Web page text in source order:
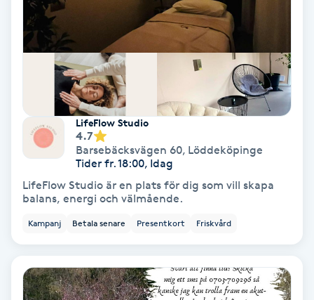
Ryggmassage
Samtalsterapi
Senioryoga
Singelfransar
Sjukgymnastik
Skalpmassage
LifeFlow Studio
4.7
Barsebäcksvägen 60, Löddeköpinge
Tider fr. 18:00, Idag
LifeFlow Studio är en plats för dig som vill skapa
balans, energi och välmående.
Kampanj Betala senare Presentkort Friskvård